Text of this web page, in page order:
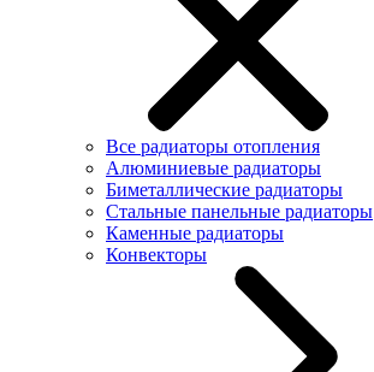
Все радиаторы отопления
Алюминиевые радиаторы
Биметаллические радиаторы
Стальные панельные радиаторы
Каменные радиаторы
Конвекторы